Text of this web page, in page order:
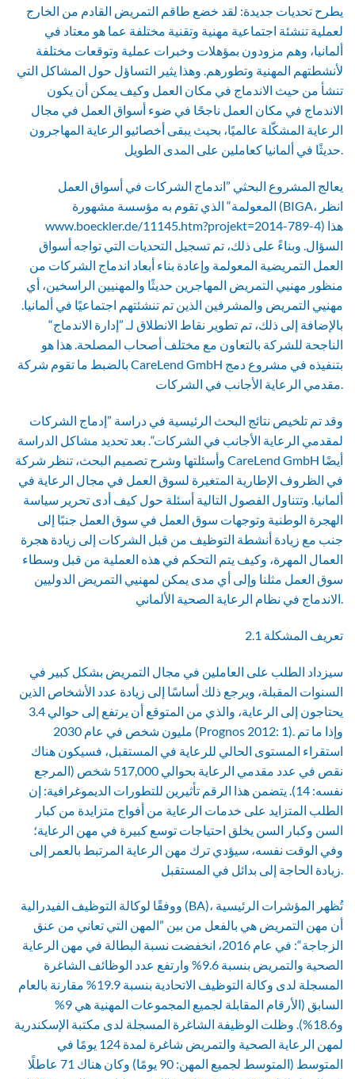
يطرح تحديات جديدة: لقد خضع طاقم التمريض القادم من الخارج
لعملية تنشئة اجتماعية مهنية وتقنية مختلفة عما هو معتاد في
ألمانيا، وهم مزودون بمؤهلات وخبرات عملية وتوقعات مختلفة
لأنشطتهم المهنية وتطورهم. وهذا يثير التساؤل حول المشاكل التي
تنشأ من حيث الاندماج في مكان العمل وكيف يمكن أن يكون
الاندماج في مكان العمل ناجحًا في ضوء أسواق العمل في مجال
الرعاية المشكّلة عالميًا، بحيث يبقى أخصائيو الرعاية المهاجرون
حديثًا في ألمانيا كعاملين على المدى الطويل.
يعالج المشروع البحثي ”اندماج الشركات في أسواق العمل
المعولمة“ الذي تقوم به مؤسسة مشهورة (BIGA، انظر
www.boeckler.de/11145.htm?projekt=2014-789-4) هذا
السؤال. وبناءً على ذلك، تم تسجيل التحديات التي تواجه أسواق
العمل التمريضية المعولمة وإعادة بناء أبعاد اندماج الشركات من
منظور مهنيي التمريض المهاجرين حديثًا والمهنيين الراسخين، أي
مهنيي التمريض والمشرفين الذين تم تنشئتهم اجتماعيًا في ألمانيا.
بالإضافة إلى ذلك، تم تطوير نقاط الانطلاق لـ ”إدارة الاندماج“
الناجحة للشركة بالتعاون مع مختلف أصحاب المصلحة. هذا هو
بالضبط ما تقوم شركة CareLend GmbH بتنفيذه في مشروع دمج
مقدمي الرعاية الأجانب في الشركات.
وقد تم تلخيص نتائج البحث الرئيسية في دراسة ”إدماج الشركات
لمقدمي الرعاية الأجانب في الشركات“. بعد تحديد مشاكل الدراسة
وأسئلتها وشرح تصميم البحث، تنظر شركة CareLend GmbH أيضًا
في الظروف الإطارية المتغيرة لسوق العمل في مجال الرعاية في
ألمانيا. وتتناول الفصول التالية أسئلة حول كيف أدى تحرير سياسة
الهجرة الوطنية وتوجهات سوق العمل في سوق العمل جنبًا إلى
جنب مع زيادة أنشطة التوظيف من قبل الشركات إلى زيادة هجرة
العمال المهرة، وكيف يتم التحكم في هذه العملية من قبل وسطاء
سوق العمل مثلنا وإلى أي مدى يمكن لمهنيي التمريض الدوليين
الاندماج في نظام الرعاية الصحية الألماني.
2.1 تعريف المشكلة
سيزداد الطلب على العاملين في مجال التمريض بشكل كبير في
السنوات المقبلة، ويرجع ذلك أساسًا إلى زيادة عدد الأشخاص الذين
يحتاجون إلى الرعاية، والذي من المتوقع أن يرتفع إلى حوالي 3.4
مليون شخص في عام 2030 (Prognos 2012: 1). وإذا ما تم
استقراء المستوى الحالي للرعاية في المستقبل، فسيكون هناك
نقص في عدد مقدمي الرعاية بحوالي 517,000 شخص (المرجع
نفسه: 14). يتضمن هذا الرقم تأثيرين للتطورات الديموغرافية: إن
الطلب المتزايد على خدمات الرعاية من أفواج متزايدة من كبار
السن وكبار السن يخلق احتياجات توسع كبيرة في مهن الرعاية؛
وفي الوقت نفسه، سيؤدي ترك مهن الرعاية المرتبط بالعمر إلى
ووفقًا لوكالة التوظيف الفيدرالية (BA)، تُظهر المؤشرات الرئيسية
أن مهن التمريض هي بالفعل من بين ”المهن التي تعاني من عنق
الزجاجة“: في عام 2016، انخفضت نسبة البطالة في مهن الرعاية
الصحية والتمريض بنسبة 9.6% وارتفع عدد الوظائف الشاغرة
المسجلة لدى وكالة التوظيف الاتحادية بنسبة 19.9% مقارنة بالعام
السابق (الأرقام المقابلة لجميع المجموعات المهنية هي 9%
و18.6%). وظلت الوظيفة الشاغرة المسجلة لدى مكتبة الإسكندرية
لمهن الرعاية الصحية والتمريض شاغرة لمدة 124 يومًا في
المتوسط (المتوسط لجميع المهن: 90 يومًا) وكان هناك 71 عاطلًا